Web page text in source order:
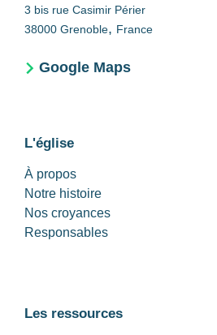
3 bis rue Casimir Périer
38000 Grenoble, France
Google Maps
L'église
À propos
Notre histoire
Nos croyances
Responsables
Les ressources